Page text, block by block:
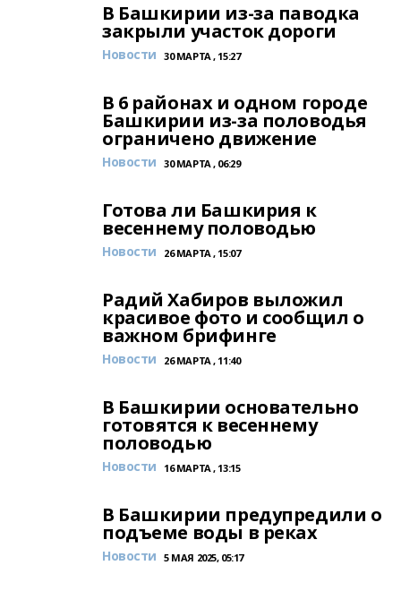
В Башкирии из-за паводка
закрыли участок дороги
Новости 30 МАРТА , 15:27
В 6 районах и одном городе
Башкирии из-за половодья
ограничено движение
Новости 30 МАРТА , 06:29
Готова ли Башкирия к
весеннему половодью
Новости 26 МАРТА , 15:07
Радий Хабиров выложил
красивое фото и сообщил о
важном брифинге
Новости 26 МАРТА , 11:40
В Башкирии основательно
готовятся к весеннему
половодью
Новости 16 МАРТА , 13:15
В Башкирии предупредили о
подъеме воды в реках
Новости 5 МАЯ 2025, 05:17